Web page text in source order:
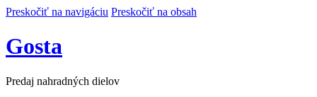
Preskočiť na navigáciu Preskočiť na obsah
Gosta
Predaj nahradných dielov